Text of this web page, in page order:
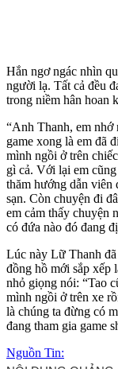
Hắn ngơ ngác nhìn
người lạ. Tất cả đều
trong niềm hân hoan
“Anh Thanh, em nhớ
game xong là em đã
mình ngồi ở trên
gì cả. Với lại em
thăm hướng dẫn viên
sạn. Còn chuyện đi
em cảm thấy chuyện
có đứa nào đó đang
Lúc này Lữ Thanh
đồng hồ mới sắp xếp
nhỏ giọng nói: “Tao
mình ngồi ở trên xe
là chúng ta đừng có
đang tham gia game
Nguồn Tin: